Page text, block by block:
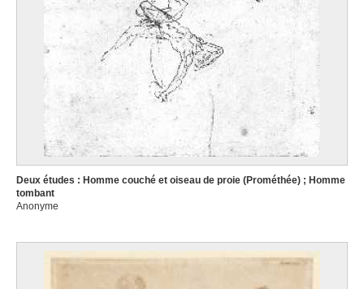
Deux études : Homme couché et oiseau de proie (Prométhée) ; Homme
tombant
Anonyme